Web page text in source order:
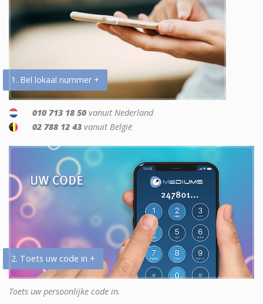
1. Bel lokaal nummer +
010 713 18 50 vanuit Nederland
02 788 12 43 vanuit België
2. Toets uw code in +
Toets uw persoonlijke code in.